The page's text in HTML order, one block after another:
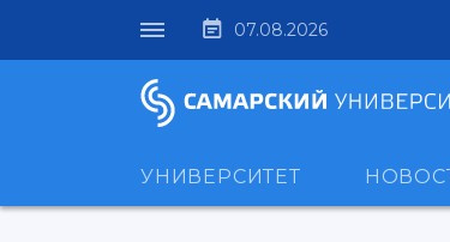
07.08.2026
УНИВЕРСИТЕТ